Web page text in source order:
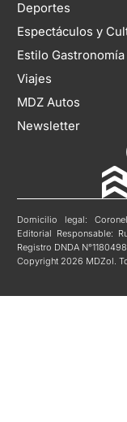
Deportes
Espectáculos y
Estilo Gastronomía
Viajes
MDZ Autos
Newsletter
Domicilio legal:
Editorial Responsable:
Registro DNDA
Copyright 2026 MDZol.